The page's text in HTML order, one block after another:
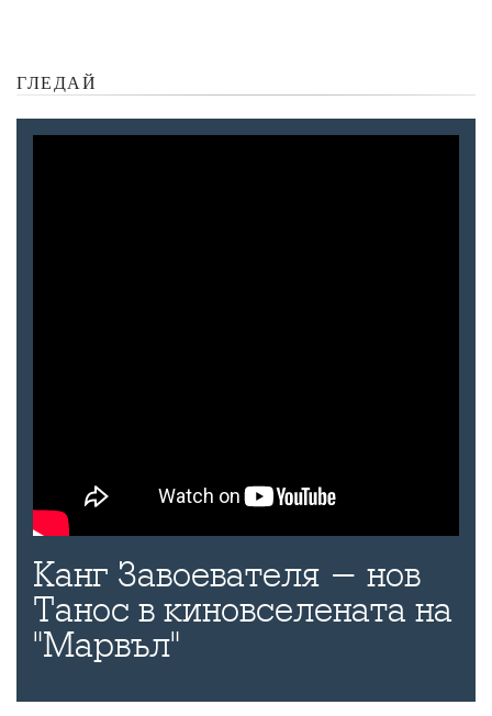
ГЛЕДАЙ
Канг Завоевателя - нов
Танос в киновселената на
"Марвъл"